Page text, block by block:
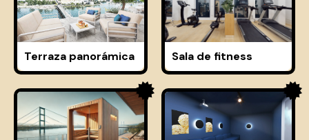
Terraza panorámica Sala de fitness